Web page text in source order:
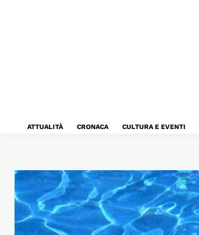
ATTUALITÀ CRONACA CULTURA E EVENTI